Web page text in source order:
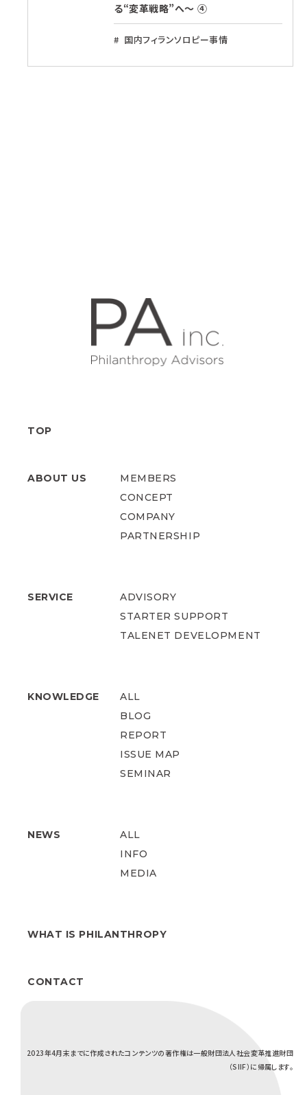
る“変革戦略”へ〜 ④
国内フィランソロピー事情
TOP
ABOUT US
MEMBERS
CONCEPT
COMPANY
PARTNERSHIP
SERVICE
ADVISORY
STARTER SUPPORT
TALENET DEVELOPMENT
KNOWLEDGE
ALL
BLOG
REPORT
ISSUE MAP
SEMINAR
NEWS
ALL
INFO
MEDIA
WHAT IS PHILANTHROPY
CONTACT
2023年4月末までに作成されたコンテンツの著作権は一般財団法人社会変革推進財団
（SIIF）に帰属します。